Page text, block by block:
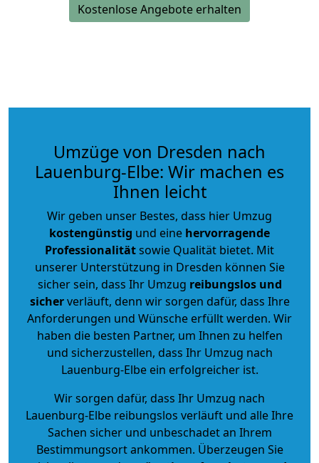
Kostenlose Angebote erhalten
Umzüge von Dresden nach
Lauenburg-Elbe: Wir machen es
Ihnen leicht
Wir geben unser Bestes, dass hier Umzug
kostengünstig und eine hervorragende
Professionalitätsowie Qualität bietet. Mit
unserer Unterstützung in Dresden können Sie
sicher sein, dass Ihr Umzug reibungslos und
sicherverläuft, denn wir sorgen dafür, dass Ihre
Anforderungen und Wünsche erfüllt werden. Wir
haben die besten Partner, um Ihnen zu helfen
und sicherzustellen, dass Ihr Umzug nach
Lauenburg-Elbe ein erfolgreicher ist.
Wir sorgen dafür, dass Ihr Umzug nach
Lauenburg-Elbe reibungslos verläuft und alle Ihre
Sachen sicher und unbeschadet an Ihrem
Bestimmungsort ankommen. Überzeugen Sie